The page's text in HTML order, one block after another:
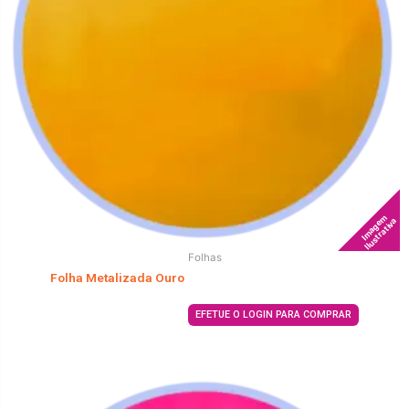
Imagem
Ilustrativa
Folhas
Folha Metalizada Ouro
EFETUE O LOGIN PARA COMPRAR